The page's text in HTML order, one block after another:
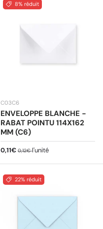
8% réduit
C03C6
ENVELOPPE BLANCHE -
RABAT POINTU 114X162
MM (C6)
Prix soldé
0,11€ Prix habituel
0,12€l'unité
22% réduit